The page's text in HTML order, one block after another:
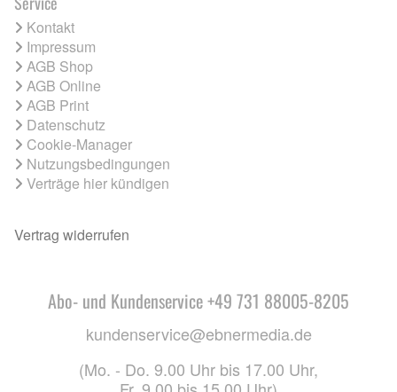
Kontakt
Impressum
AGB Shop
AGB Online
AGB Print
Datenschutz
Cookie-Manager
Nutzungsbedingungen
Verträge hier kündigen
Vertrag widerrufen
Abo- und Kundenservice +49 731 88005-8205
kundenservice@ebnermedia.de
(Mo. - Do. 9.00 Uhr bis 17.00 Uhr,